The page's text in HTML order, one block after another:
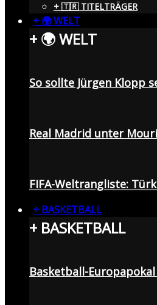
+ 🇹🇷 TITELTRÄGER
+ 🌍 WELT
+ 🌍 WELT
So sollte Jürgen Klopp
Real Madrid unter
FIFA-Weltrangliste:
+ BASKETBALL
+ BASKETBALL
Basketball-